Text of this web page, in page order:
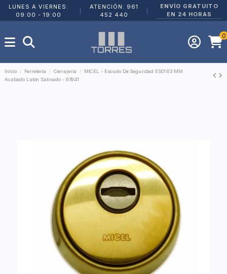
LUNES A VIERNES:
09:00 - 19:00
ATENCIÓN: 961
452 440
ENVÍO GRATUITO
EN 24 HORAS
0
Inicio Ferretería Cerrajería
MICEL - Escudo De Seguridad ES01 63 MM
Acabado Latón Satinado - 97941